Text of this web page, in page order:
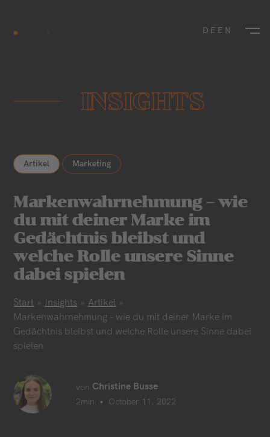
DE EN
INSIGHTS
Artikel Marketing
Markenwahrnehmung – wie
du mit deiner Marke im
Gedächtnis bleibst und
welche Rolle unsere Sinne
dabei spielen
Start » Insights » Artikel »
Markenwahrnehmung – wie du mit deiner Marke im
Gedächtnis bleibst und welche Rolle unsere Sinne dabei
spielen
von Christine Busse
2min • October 11, 2022